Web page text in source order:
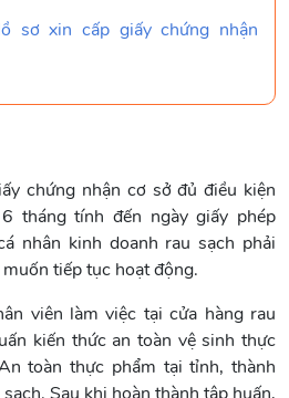
sơ xin cấp giấy chứng nhận
chứng nhận cơ sở đủ điều kiện
tháng tính đến ngày giấy phép
nhân kinh doanh rau sạch phải
tiếp tục hoạt động.
viên làm việc tại cửa hàng rau
kiến thức an toàn vệ sinh thực
toàn thực phẩm tại tỉnh, thành